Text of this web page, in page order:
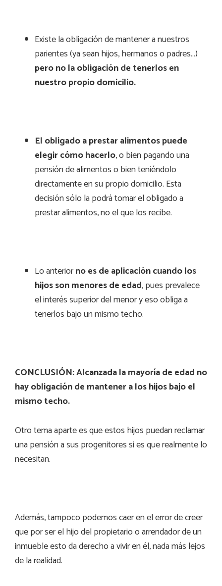
Existe la obligación de mantener a nuestros
parientes (ya sean hijos, hermanos o padres…)
pero no la obligación de tenerlos en
nuestro propio domicilio.
El obligado a prestar alimentos puede
elegir cómo hacerlo, o bien pagando una
pensión de alimentos o bien teniéndolo
directamente en su propio domicilio. Esta
decisión sólo la podrá tomar el obligado a
prestar alimentos, no el que los recibe.
Lo anteriorno es de aplicación cuando los
hijos son menores de edad, pues prevalece
el interés superior del menor y eso obliga a
tenerlos bajo un mismo techo.
CONCLUSIÓN:Alcanzada la mayoría de edad no
hay obligación de mantener a los hijos bajo el
mismo techo.
Otro tema aparte es que estos hijos puedan reclamar
una pensión a sus progenitores si es que realmente lo
necesitan.
Además, tampoco podemos caer en el error de creer
que por ser el hijo del propietario o arrendador de un
inmueble esto da derecho a vivir en él, nada más lejos
de la realidad.